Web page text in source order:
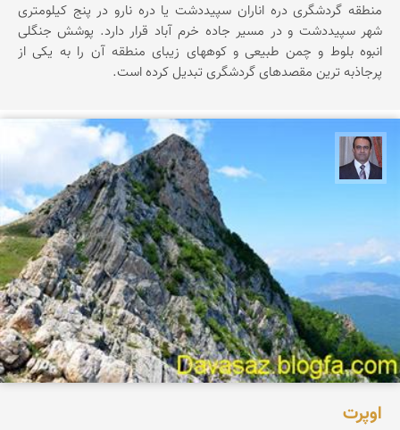
منطقه گردشگری دره اناران سپیددشت یا دره نارو در پنج کیلومتری
شهر سپیددشت و در مسیر جاده خرم آباد قرار دارد. پوشش جنگلی
انبوه بلوط و چمن طبیعی و کوههای زیبای منطقه آن را به یکی از
پرجاذبه ترین مقصدهای گردشگری تبدیل کرده است.
اوپرت